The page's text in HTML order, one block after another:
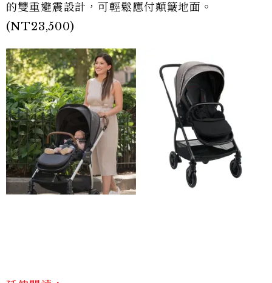
的雙重避震設計，可輕鬆應付顛簸地面。
(NT23,500)